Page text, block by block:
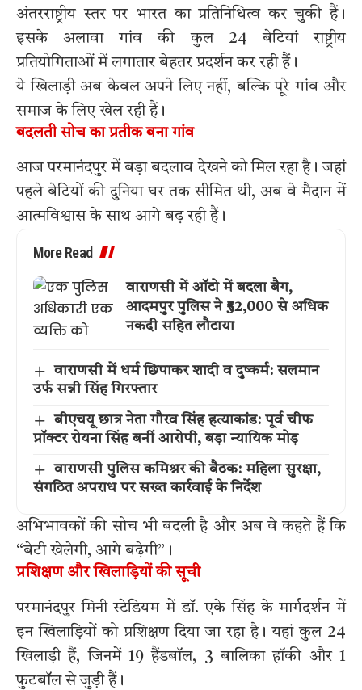
अंतरराष्ट्रीय स्तर पर भारत का प्रतिनिधित्व कर चुकी हैं।
इसके अलावा गांव की कुल 24 बेटियां राष्ट्रीय
प्रतियोगिताओं में लगातार बेहतर प्रदर्शन कर रही हैं।
ये खिलाड़ी अब केवल अपने लिए नहीं, बल्कि पूरे गांव और
समाज के लिए खेल रही हैं।
बदलती सोच का प्रतीक बना गांव
आज परमानंदपुर में बड़ा बदलाव देखने को मिल रहा है। जहां
पहले बेटियों की दुनिया घर तक सीमित थी, अब वे मैदान में
आत्मविश्वास के साथ आगे बढ़ रही हैं।
More Read
वाराणसी में ऑटो में बदला बैग,
आदमपुर पुलिस ने ₹52,000 से अधिक
नकदी सहित लौटाया
वाराणसी में धर्म छिपाकर शादी व दुष्कर्म: सलमान
उर्फ सन्नी सिंह गिरफ्तार
बीएचयू छात्र नेता गौरव सिंह हत्याकांड: पूर्व चीफ
प्रॉक्टर रोयना सिंह बनीं आरोपी, बड़ा न्यायिक मोड़
वाराणसी पुलिस कमिश्नर की बैठक: महिला सुरक्षा,
संगठित अपराध पर सख्त कार्रवाई के निर्देश
अभिभावकों की सोच भी बदली है और अब वे कहते हैं कि
“बेटी खेलेगी, आगे बढ़ेगी”।
प्रशिक्षण और खिलाड़ियों की सूची
परमानंदपुर मिनी स्टेडियम में डॉ. एके सिंह के मार्गदर्शन में
इन खिलाड़ियों को प्रशिक्षण दिया जा रहा है। यहां कुल 24
खिलाड़ी हैं, जिनमें 19 हैंडबॉल, 3 बालिका हॉकी और 1
फुटबॉल से जुड़ी हैं।